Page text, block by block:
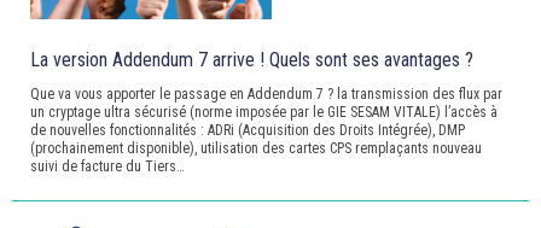
La version Addendum 7 arrive ! Quels sont ses avantages ?
Que va vous apporter le passage en Addendum 7 ? la transmission des flux par
un cryptage ultra sécurisé (norme imposée par le GIE SESAM VITALE) l’accès à
de nouvelles fonctionnalités : ADRi (Acquisition des Droits Intégrée), DMP
(prochainement disponible), utilisation des cartes CPS remplaçants nouveau
suivi de facture du Tiers…